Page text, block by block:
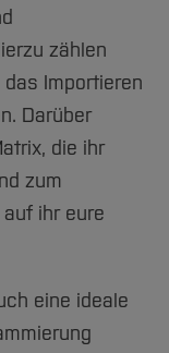
zählen
Importieren
Darüber
die ihr
zum
ihr eure
eine ideale